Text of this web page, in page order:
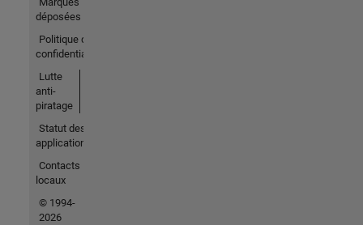
déposées
Politique de
confidentialité
Lutte
anti-
piratage
Statut des
applications
Contacts
locaux
© 1994-
2026